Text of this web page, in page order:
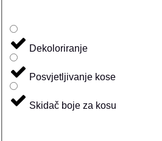
Dekoloriranje
Posvjetljivanje kose
Skidač boje za kosu